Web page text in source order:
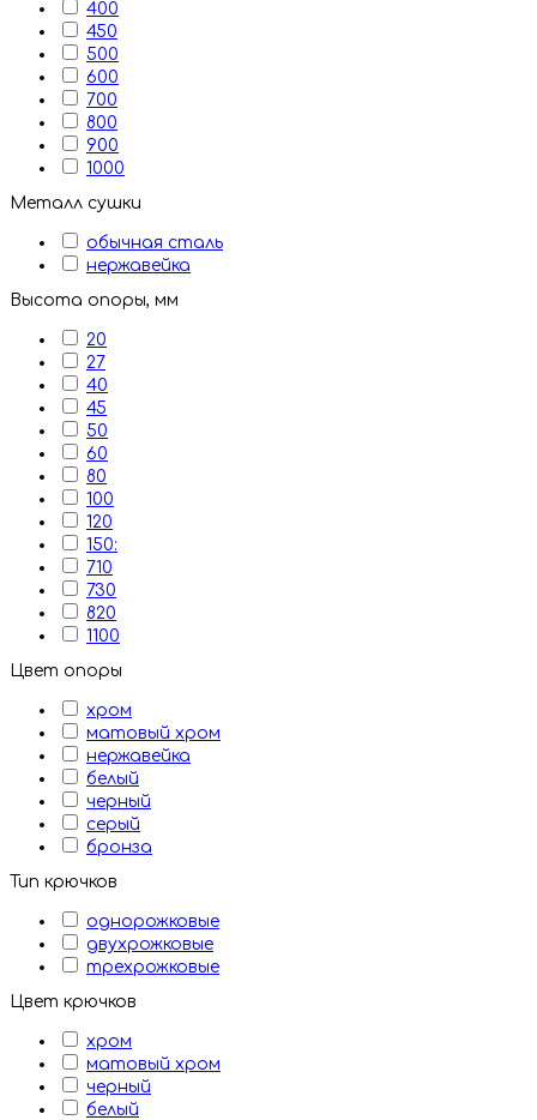
400
450
500
600
700
800
900
1000
Металл сушки
обычная сталь
нержавейка
Высота опоры, мм
20
27
40
45
50
60
80
100
120
150:
710
730
820
1100
Цвет опоры
хром
матовый хром
нержавейка
белый
черный
серый
бронза
Тип крючков
однорожковые
двухрожковые
трехрожковые
Цвет крючков
хром
матовый хром
черный
белый